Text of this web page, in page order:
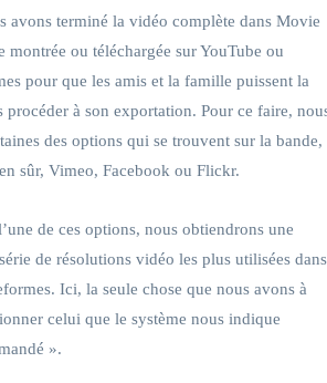
avons terminé la vidéo complète dans Movie
montrée ou téléchargée sur YouTube ou
pour que les amis et la famille puissent la
procéder à son exportation. Pour ce faire,
des options qui se trouvent sur la bande,
sûr, Vimeo, Facebook ou Flickr.
de ces options, nous obtiendrons une
de résolutions vidéo les plus utilisées dans
Ici, la seule chose que nous avons à
celui que le système nous indique
».